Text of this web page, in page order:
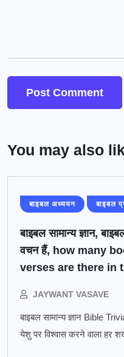
You may also
बाइबल अध्ययन बाइबल
बाइबल सामान्य ज्ञान,
वचन हैं, how many
verses are there in
JAYWANT VASAVE
बाइबल सामान्य ज्ञान Bible
येशु पर विश्वास करने वाला हर